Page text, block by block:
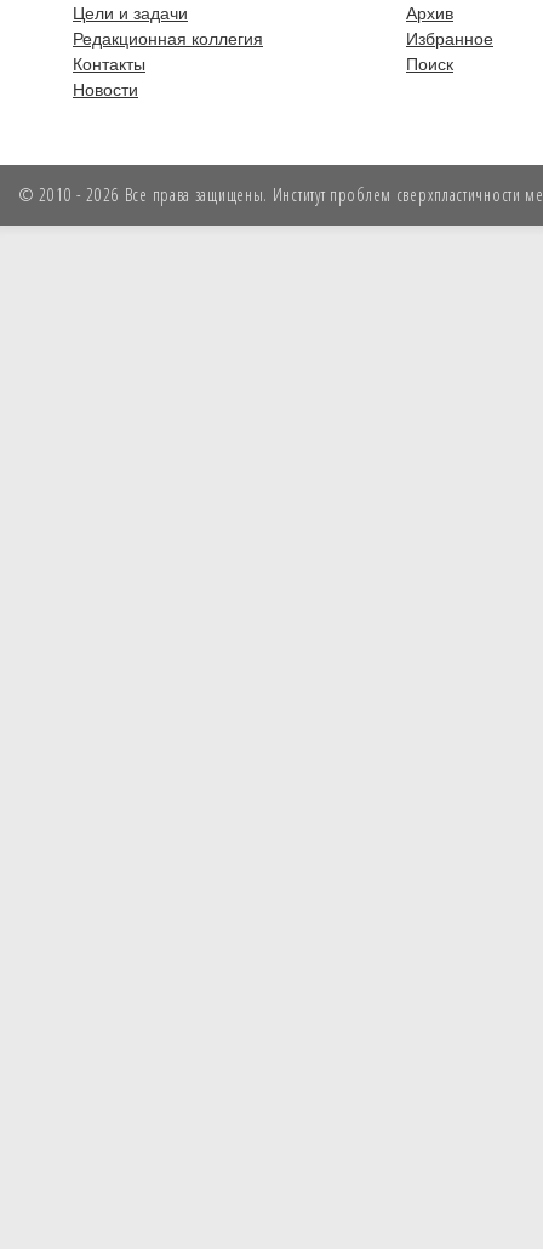
Цели и задачи
Редакционная коллегия
Контакты
Новости
Архив
Избранное
Поиск
© 2010 - 2026 Все права защищены. Институт проблем сверхпластичности